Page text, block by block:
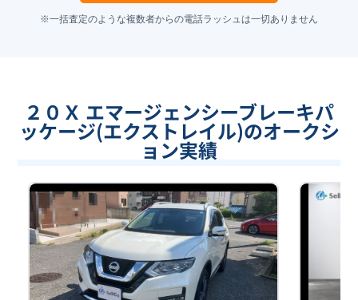
※一括査定のような複数者からの電話ラッシュは一切ありません
２０Ｘ エマージェンシーブレーキパ
ッケージ(エクストレイル)のオークシ
ョン実績